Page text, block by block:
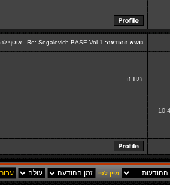
נושא ההודעה:
תודה
מיין לפי